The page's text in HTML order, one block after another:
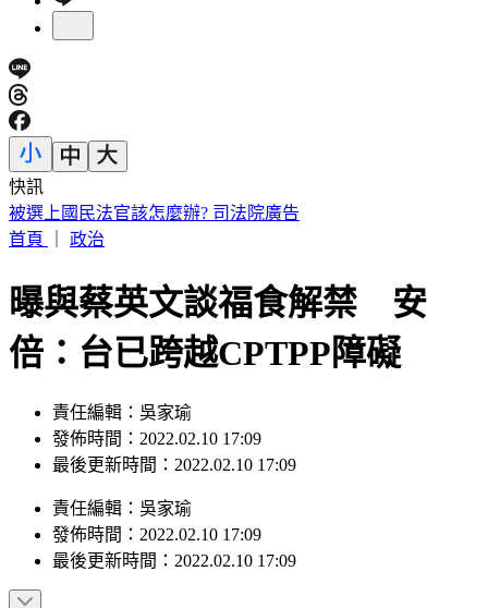
快訊
網路投票／店家有政治人物的簽名或合照，會影響您的消費意
願嗎？
曝與蔡英文談福食解禁 安
倍：台已跨越CPTPP障礙
責任編輯：吳家瑜
發佈時間：2022.02.10 17:09
責任編輯 ： 吳家瑜
發佈時間：2022.02.10 17:09